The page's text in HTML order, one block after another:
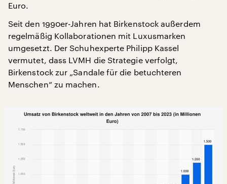
Euro.
Seit den 1990er-Jahren hat Birkenstock außerdem
regelmäßig Kollaborationen mit Luxusmarken
umgesetzt. Der Schuhexperte Philipp Kassel
vermutet, dass LVMH die Strategie verfolgt,
Birkenstock zur „Sandale für die betuchteren
Menschen“ zu machen.